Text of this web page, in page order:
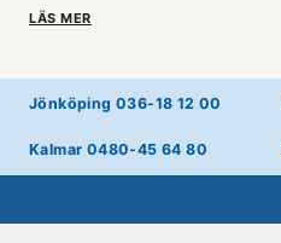
LÄS MER
Jönköping 036-18 12 00
Kalmar 0480-45 64 80